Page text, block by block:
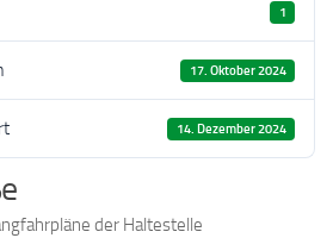
1
17. Oktober 2024
14. Dezember 2024
der Haltestelle